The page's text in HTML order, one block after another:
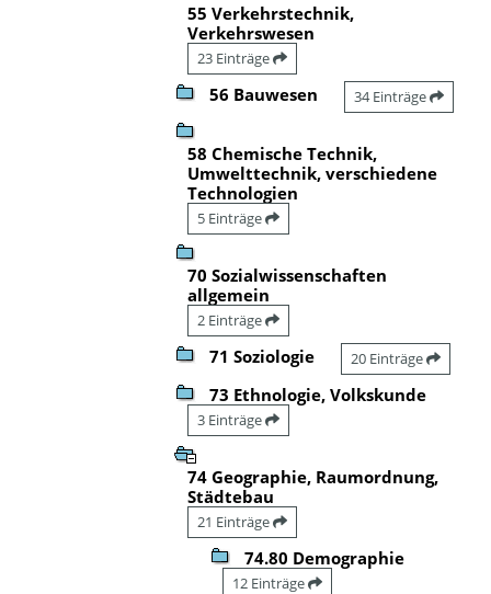
55 Verkehrstechnik,
Verkehrswesen
23 Einträge
56 Bauwesen 34 Einträge
58 Chemische Technik,
Umwelttechnik, verschiedene
Technologien
5 Einträge
70 Sozialwissenschaften
allgemein
2 Einträge
71 Soziologie 20 Einträge
73 Ethnologie, Volkskunde
3 Einträge
74 Geographie, Raumordnung,
Städtebau
21 Einträge
74.80 Demographie
12 Einträge